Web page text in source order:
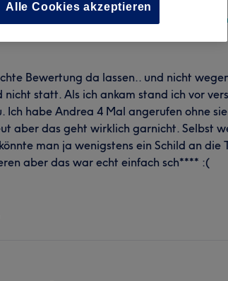
Bewertung da lassen.. und nicht
statt. Als ich ankam stand ich vor
Ich habe Andrea 4 Mal angerufen ohne
aber das geht wirklich garnicht. Selbst
man ja wenigstens ein Schild an die
aber das war echt einfach sch**** :(
Alle Cookies akzeptieren